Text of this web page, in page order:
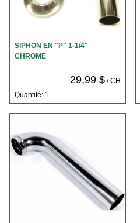
SIPHON EN "P" 1-1/4"
CHROME
29,99 $/ CH
Quantité: 1